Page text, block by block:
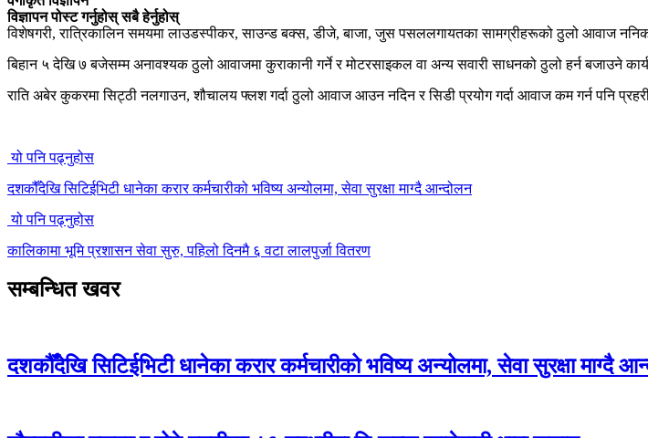
विज्ञापन पोस्ट गर्नुहोस् सबै हेर्नुहोस्
विशेषगरी, रात्रिकालिन समयमा लाउडस्पीकर, साउन्ड बक्स, डीजे, बाजा, जुस पसललगायतका सामग्रीहरूको ठुलो आवाज
बिहान ५ देखि ७ बजेसम्म अनावश्यक ठुलो आवाजमा कुराकानी गर्ने र मोटरसाइकल वा अन्य सवारी साधनको ठुलो हर्न बजाउने
राति अबेर कुकरमा सिट्ठी नलगाउन, शौचालय फ्लश गर्दा ठुलो आवाज आउन नदिन र सिडी प्रयोग गर्दा आवाज कम गर्न पनि
यो पनि पढ्नुहोस
दशकौँदेखि सिटिईभिटी धानेका करार कर्मचारीको भविष्य अन्योलमा, सेवा सुरक्षा माग्दै आन्दोलन
यो पनि पढ्नुहोस
कालिकामा भूमि प्रशासन सेवा सुरु, पहिलो दिनमै ६ वटा लालपुर्जा वितरण
सम्बन्धित खवर
दशकौँदेखि सिटिईभिटी धानेका करार कर्मचारीको भविष्य अन्योलमा, सेवा सुरक्षा माग्दै